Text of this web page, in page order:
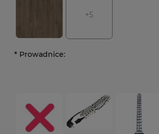
+5
* Prowadnice: